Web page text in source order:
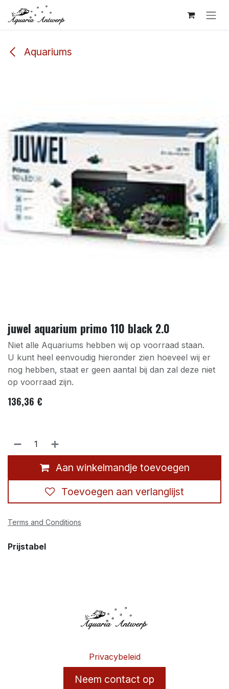
Overslaan naar inhoud
Aquariums
juwel aquarium primo 110 black 2.0
Niet alle Aquariums hebben wij op voorraad staan.
U kunt heel eenvoudig hieronder zien hoeveel wij er
nog hebben, staat er geen aantal bij dan zal deze niet
op voorraad zijn.
136,36 €
Aan winkelmandje toevoegen
Toevoegen aan verlanglijst
Terms and Conditions
Prijstabel
Privacybeleid
Neem contact op